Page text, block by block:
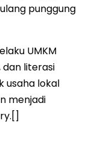
punggung
UMKM
literasi
usaha lokal
menjadi